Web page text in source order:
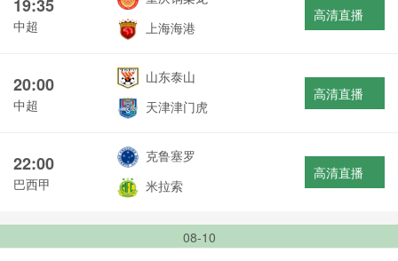
19:35
中超
上海海港
高清直播
20:00
中超
山东泰山
天津津门虎
高清直播
22:00
巴西甲
克鲁塞罗
米拉索
高清直播
08-10